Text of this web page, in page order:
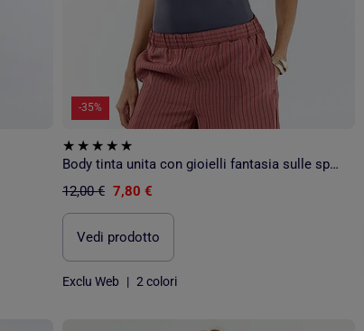
-35%
Body tinta unita con gioielli fantasia sulle spalline
12,00 € 7,80 €
Vedi prodotto
Exclu Web | 2 colori